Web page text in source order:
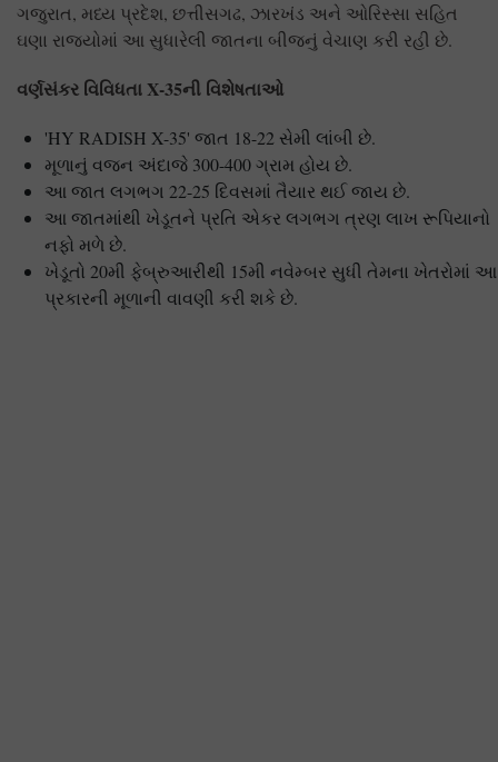
ગજુરાત, મધ્ય પ્રદેશ, છત્તીસગઢ, ઝારખંડ અને ઓરિસ્સા સહિત
ઘણા રાજ્યોમાં આ સુધારેલી જાતના બીજનું વેચાણ કરી રહી છે.
વર્ણસંકર વિવિધતા X-35ની વિશેષતાઓ
'HY RADISH X-35' જાત 18-22 સેમી લાંબી છે.
મૂળાનું વજન અંદાજે 300-400 ગ્રામ હોય છે.
આ જાત લગભગ 22-25 દિવસમાં તૈયાર થઈ જાય છે.
આ જાતમાંથી ખેડૂતને પ્રતિ એકર લગભગ ત્રણ લાખ રૂપિયાનો
નફો મળે છે.
ખેડૂતો 20મી ફેબ્રુઆરીથી 15મી નવેમ્બર સુધી તેમના ખેતરોમાં આ
પ્રકારની મૂળાની વાવણી કરી શકે છે.